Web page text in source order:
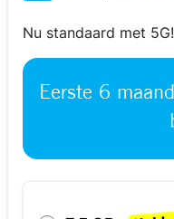
Nu standaard met 5G!
Eerste 6